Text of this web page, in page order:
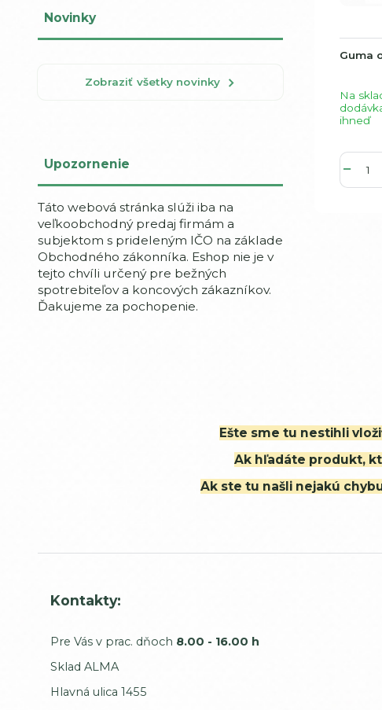
Guma
Na
ihneď
Novinky
Zobraziť všetky novinky
Upozornenie
Táto webová stránka slúži iba na
veľkoobchodný predaj firmám a
subjektom s prideleným IČO na základe
Obchodného zákonníka. Eshop nie je v
tejto chvíli určený pre bežných
spotrebiteľov a koncových zákazníkov.
Ďakujeme za pochopenie.
Ešte sme tu nestihli
Ak hľadáte produkt,
Ak ste tu našli nejakú
Kontakty:
Pre Vás v prac. dňoch 8.00 - 16.00 h
Sklad ALMA
Hlavná ulica 1455